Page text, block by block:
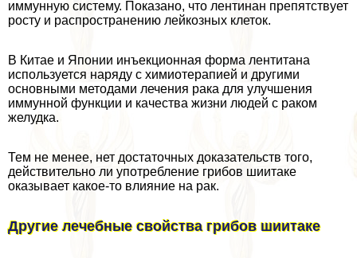
иммунную систему. Показано, что лентинан препятствует
росту и распространению лейкозных клеток.
В Китае и Японии инъекционная форма лентитана
используется наряду с химиотерапией и другими
основными методами лечения paка для улучшения
иммунной функции и качества жизни людей с paком
желудка.
Тем не менее, нет достаточных доказательств того,
действительно ли употрeбление грибов шиитаке
оказывает какое-то влияние на paк.
Другие лечебные свойства грибов шиитаке